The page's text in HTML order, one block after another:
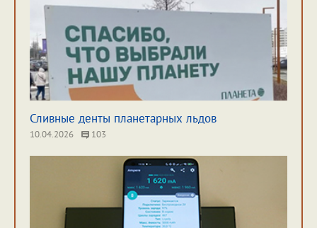
Сливные денты планетарных льдов
10.04.2026 103